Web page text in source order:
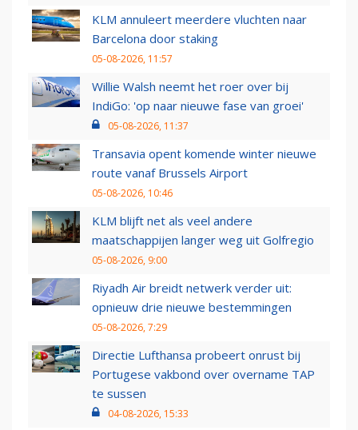
KLM annuleert meerdere vluchten naar
Barcelona door staking
05-08-2026, 11:57
Willie Walsh neemt het roer over bij
IndiGo: 'op naar nieuwe fase van groei'
05-08-2026, 11:37
Transavia opent komende winter nieuwe
route vanaf Brussels Airport
05-08-2026, 10:46
KLM blijft net als veel andere
maatschappijen langer weg uit Golfregio
05-08-2026, 9:00
Riyadh Air breidt netwerk verder uit:
opnieuw drie nieuwe bestemmingen
05-08-2026, 7:29
Directie Lufthansa probeert onrust bij
Portugese vakbond over overname TAP
te sussen
04-08-2026, 15:33